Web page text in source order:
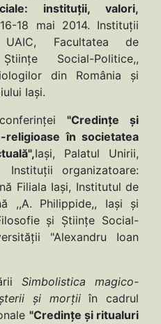
instituții, valori,
18 mai 2014. Instituţii
UAIC, Facultatea de
Social-Politice,,
din România și
Iași.
"Credințe și
religioase în societatea
Iaşi, Palatul Unirii,
organizatoare:
Filiala Iași, Institutul de
,,A. Philippide,, Iași și
și Științe Social-
"Alexandru Ioan
Simbolistica magico-
și morțiiîn cadrul
"Credințe și ritualuri